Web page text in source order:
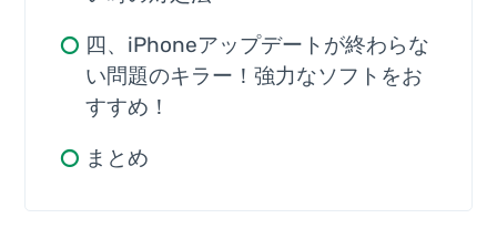
四、iPhoneアップデートが終わらな
い問題のキラー！強力なソフトをお
すすめ！
まとめ